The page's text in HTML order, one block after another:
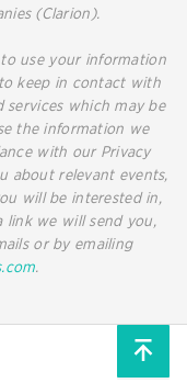
(Clarion).
to use your information
keep in contact with
services which may be
the information we
with our Privacy
about relevant events,
will be interested in,
link we will send you,
or by emailing
.